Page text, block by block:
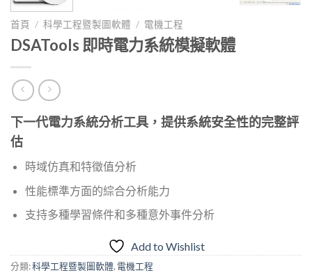
首頁 / 科學工程暨製圖軟體 / 電機工程
DSATools 即時電力系統模擬軟體
下一代電力系統分析工具，提供系統安全性的完整評
估
時域仿真和特徵值分析
性能標準方面的綜合分析能力
支持多種學習條件和多種意外事件分析
Add to Wishlist
分類:科學工程暨製圖軟體, 電機工程